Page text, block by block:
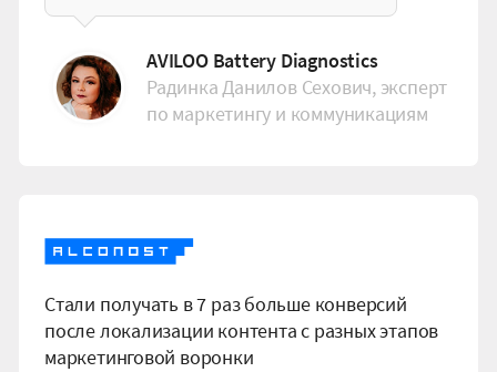
AVILOO Battery Diagnostics
Радинка Данилов Сехович, эксперт
по маркетингу и коммуникациям
Стали получать в 7 раз больше конверсий
после локализации контента с разных этапов
маркетинговой воронки